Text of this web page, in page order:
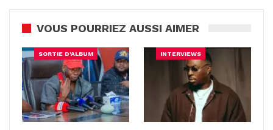
VOUS POURRIEZ AUSSI AIMER
SORTIE D'ALBUM INTERVIEWS